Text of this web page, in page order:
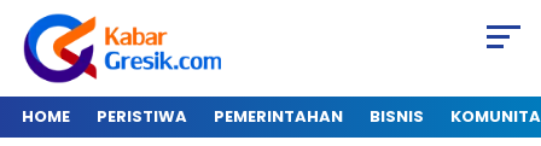
HOME PERISTIWA PEMERINTAHAN BISNIS